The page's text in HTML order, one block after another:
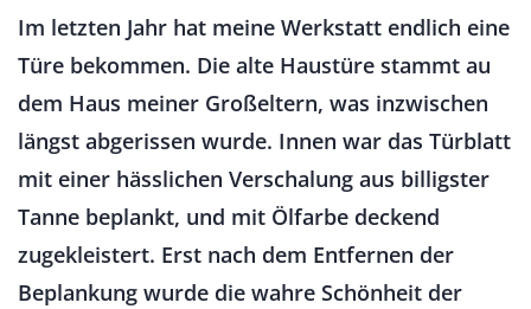
Im letzten Jahr hat meine Werkstatt endlich eine
Türe bekommen. Die alte Haustüre stammt au
dem Haus meiner Großeltern, was inzwischen
längst abgerissen wurde. Innen war das Türblatt
mit einer hässlichen Verschalung aus billigster
Tanne beplankt, und mit Ölfarbe deckend
zugekleistert. Erst nach dem Entfernen der
Beplankung wurde die wahre Schönheit der